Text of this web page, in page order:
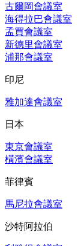
古爾岡會議室
海得拉巴會議室
孟買會議室
新德里會議室
浦那會議室
印尼
雅加達會議室
日本
東京會議室
橫濱會議室
菲律賓
馬尼拉會議室
沙特阿拉伯